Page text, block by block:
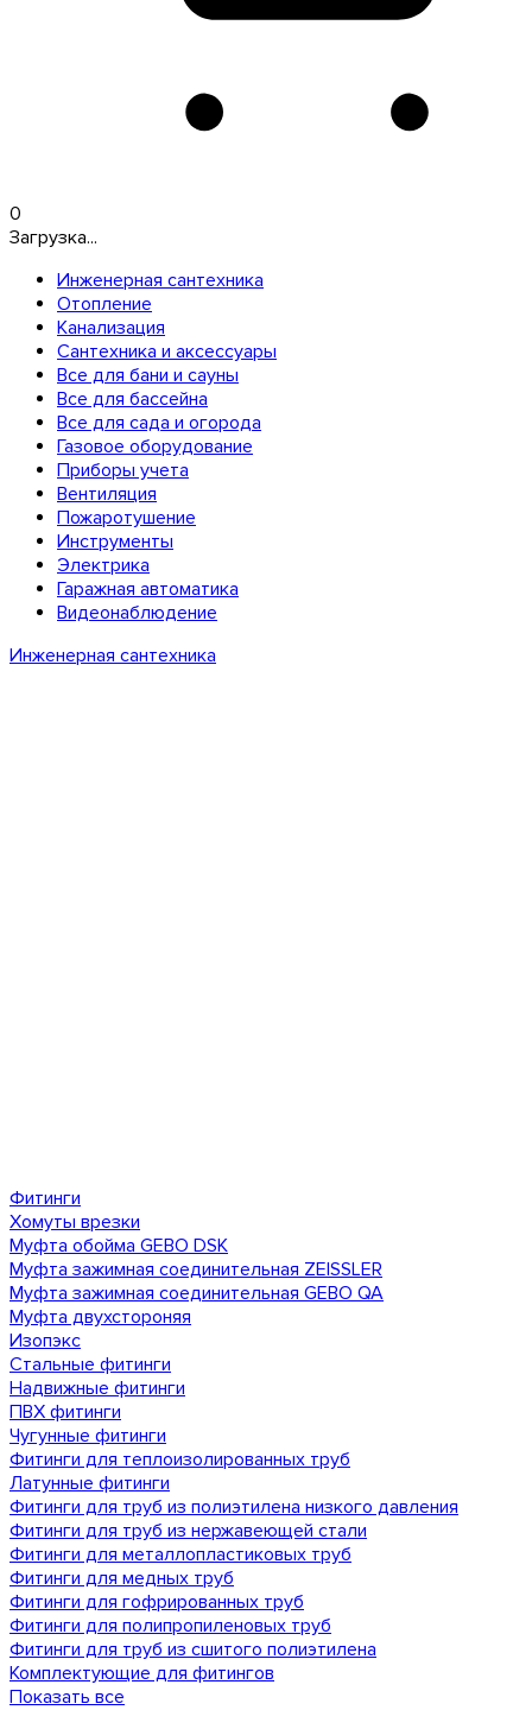
0
Загрузка...
Инженерная сантехника
Отопление
Канализация
Сантехника и аксессуары
Все для бани и сауны
Все для бассейна
Все для сада и огорода
Газовое оборудование
Приборы учета
Вентиляция
Пожаротушение
Инструменты
Электрика
Гаражная автоматика
Видеонаблюдение
Инженерная сантехника
Фитинги
Хомуты врезки
Муфта обойма GEBO DSK
Муфта зажимная соединительная ZEISSLER
Муфта зажимная соединительная GEBO QA
Муфта двухстороняя
Изопэкс
Стальные фитинги
Надвижные фитинги
ПВХ фитинги
Чугунные фитинги
Фитинги для теплоизолированных труб
Латунные фитинги
Фитинги для труб из полиэтилена низкого давления
Фитинги для труб из нержавеющей стали
Фитинги для металлопластиковых труб
Фитинги для медных труб
Фитинги для гофрированных труб
Фитинги для полипропиленовых труб
Фитинги для труб из сшитого полиэтилена
Комплектующие для фитингов
Показать все